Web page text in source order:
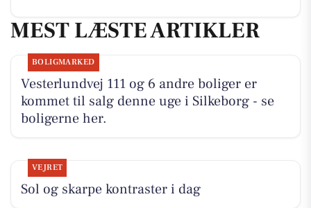
MEST LÆSTE ARTIKLER
BOLIGMARKED
Vesterlundvej 111 og 6 andre boliger er
kommet til salg denne uge i Silkeborg - se
boligerne her.
VEJRET
Sol og skarpe kontraster i dag